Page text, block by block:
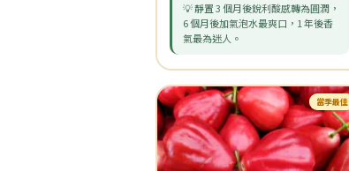
💡 靜置 3 個月後銳利酸感轉為圓潤，
6 個月後加氣泡水最爽口，1 年後香
氣最為迷人。
當季最佳